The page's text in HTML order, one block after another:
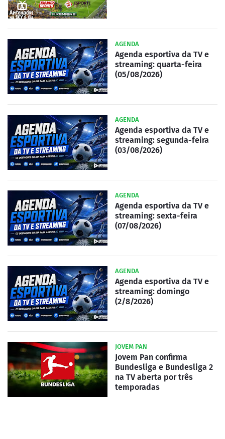
AGENDA
Agenda esportiva da TV e
streaming: quarta-feira
(05/08/2026)
AGENDA
Agenda esportiva da TV e
streaming: segunda-feira
(03/08/2026)
AGENDA
Agenda esportiva da TV e
streaming: sexta-feira
(07/08/2026)
AGENDA
Agenda esportiva da TV e
streaming: domingo
(2/8/2026)
JOVEM PAN
Jovem Pan confirma
Bundesliga e Bundesliga 2
na TV aberta por três
temporadas